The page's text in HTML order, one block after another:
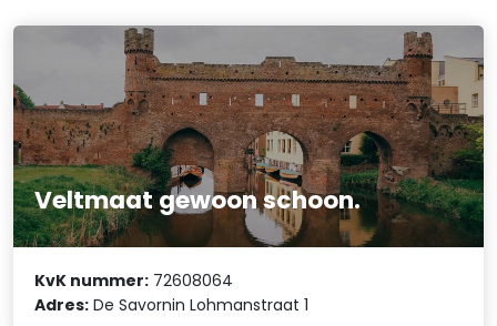
Veltmaat gewoon schoon.
KvK nummer: 72608064
Adres: De Savornin Lohmanstraat 1